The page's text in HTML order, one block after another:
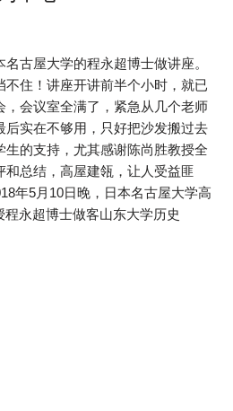
古屋大学的程永超博士做讲座。
住！讲座开讲前半个小时，就已
，会议室全满了，紧急从几个老师
后实在不够用，只好把沙发搬过去
的支持，尤其感谢陈尚胜教授全
总结，高屋建瓴，让人受益匪
年5月10日晚，日本名古屋大学高
永超博士做客山东大学历史